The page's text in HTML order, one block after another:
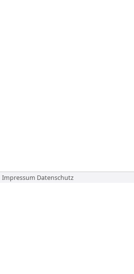
Impressum Datenschutz